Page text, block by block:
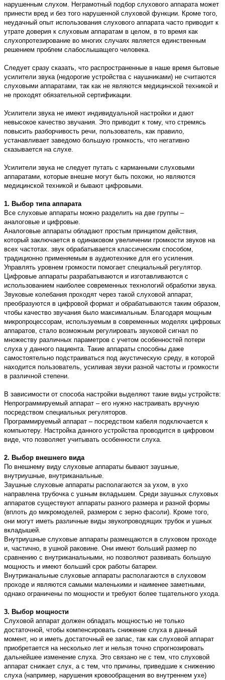
нарушенным слухом. Неграмотный подбор слухового аппарата может
принести вред и без того нарушенной слуховой функции. Кроме того,
неудачный опыт использования слухового аппарата часто приводит к
утрате доверия к слуховым аппаратам в целом, в то время как
слухопротезирование во многих случаях является единственным
решением проблем слабослышащего человека.
Следует сразу сказать, что распространенные в наше время бытовые
усилители звука (недорогие устройства с наушниками) не считаются
слуховыми аппаратами, так как не являются медицинской техникой и
не проходят обязательной сертификации.
Усилители звука не имеют индивидуальной настройки и дают
невысокое качество звучания. Это приводит к тому, что стремясь
повысить разборчивость речи, пользователь, как правило,
устанавливает заведомо большую громкость, что негативно
сказывается на слухе.
Усилители звука не следует путать с карманными слуховыми
аппаратами, которые внешне могут быть похожи, но являются
медицинской техникой и бывают цифровыми.
1. Выбор типа аппарата
Все слуховые аппараты можно разделить на две группы –
аналоговые и цифровые.
Аналоговые аппараты обладают простым принципом действия,
который заключается в одинаковом увеличении громкости звуков на
всех частотах. звук обрабатывается классическим способом,
традиционно применяемым в аудиотехнике для его усиления.
Управлять уровнем громкости помогает специальный регулятор.
Цифровые аппараты разрабатываются и изготавливаются с
использованием наиболее современных технологий обработки звука.
Звуковые колебания проходят через такой слуховой аппарат,
преобразуются в цифровой формат и обрабатываются таким образом,
чтобы качество звучания было максимальным. Благодаря мощным
микропроцессорам, используемым в современных моделях цифровых
аппаратов, стало возможным регулировать звуковой сигнал по
множеству различных параметров с учетом особенностей потери
слуха у данного пациента. Такие аппараты способны даже
самостоятельно подстраиваться под акустическую среду, в которой
находится пользователь, усиливая звуки разной частоты и громкости
в различной степени.
В зависимости от способа настройки выделяют такие виды устройств:
Непрограммируемый аппарат – его нужно настраивать вручную
посредством специальных регуляторов.
Программируемый аппарат – посредством кабеля подключается к
компьютеру. Настройка данного устройства проводится в цифровом
виде, что позволяет учитывать особенности слуха.
2. Выбор внешнего вида
По внешнему виду слуховые аппараты бывают заушные,
внутриушные, внутриканальные.
Заушные слуховые аппараты располагаются за ухом, в ухо
направлена трубочка с ушным вкладышем. Среди заушных слуховых
аппаратов существуют аппараты разного размера и разной формы
(вплоть до микромоделей, размером с зерно фасоли). Кроме того,
они могут иметь различные виды звукопроводящих трубок и ушных
вкладышей.
Внутриушные слуховые аппараты размещаются в слуховом проходе
и, частично, в ушной раковине. Они имеют больший размер по
сравнению с внутриканальными, но позволяют развивать большую
мощность и имеют больший срок работы батареи.
Внутриканальные слуховые аппараты располагаются в слуховом
проходе и являются самыми маленькими и наименее заметными,
однако ограничены по мощности и требуют более тщательного ухода.
3. Выбор мощности
Слуховой аппарат должен обладать мощностью не только
достаточной, чтобы компенсировать снижение слуха в данный
момент, но и иметь достаточный ее запас, так как слуховой аппарат
приобретается на несколько лет и нельзя точно спрогнозировать
дальнейшее изменение слуха. Это связано не с тем, что слуховой
аппарат снижает слух, а с тем, что причины, приведшие к снижению
слуха (например, нарушения кровообращения во внутреннем ухе)